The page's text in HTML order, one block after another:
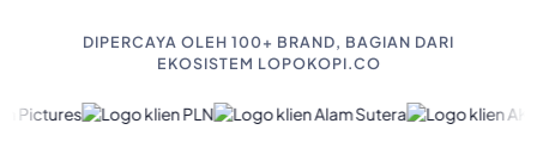
DIPERCAYA OLEH 100+ BRAND, BAGIAN DARI
EKOSISTEM LOPOKOPI.CO